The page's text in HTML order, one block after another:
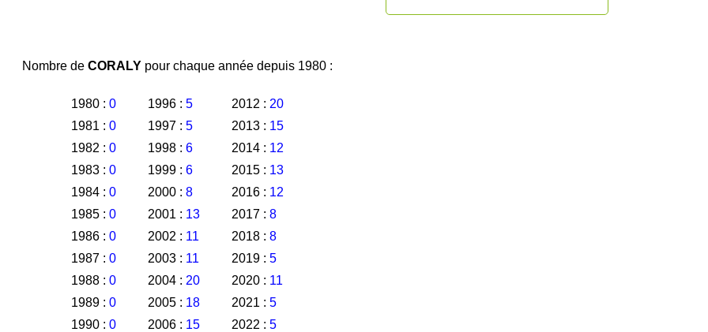
Nombre de CORALYpour chaque année depuis 1980 :
1980 : 0
1981 : 0
1982 : 0
1983 : 0
1984 : 0
1985 : 0
1986 : 0
1987 : 0
1988 : 0
1989 : 0
1990 : 0
1996 : 5
1997 : 5
1998 : 6
1999 : 6
2000 : 8
2001 : 13
2002 : 11
2003 : 11
2004 : 20
2005 : 18
2006 : 15
2012 : 20
2013 : 15
2014 : 12
2015 : 13
2016 : 12
2017 : 8
2018 : 8
2019 : 5
2020 : 11
2021 : 5
2022 : 5